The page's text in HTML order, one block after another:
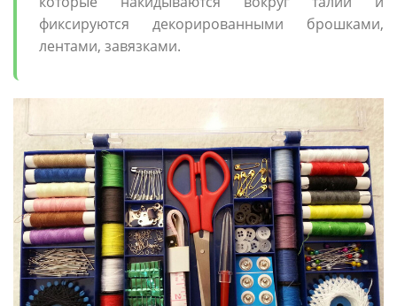
фиксируются декорированными брошками,
лентами, завязками.